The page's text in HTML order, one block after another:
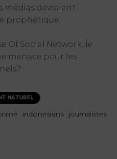
médias devraient
prophétique:
Of Social Network, le
menace pour les
NATUREL
indonésiens
journalistes